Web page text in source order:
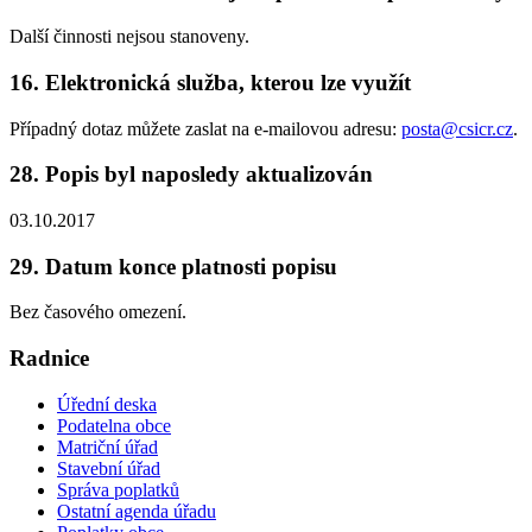
Další činnosti nejsou stanoveny.
16. Elektronická služba, kterou lze využít
Případný dotaz můžete zaslat na e-mailovou adresu: posta@csicr.cz.
28. Popis byl naposledy aktualizován
03.10.2017
29. Datum konce platnosti popisu
Bez časového omezení.
Radnice
Úřední deska
Podatelna obce
Matriční úřad
Stavební úřad
Správa poplatků
Ostatní agenda úřadu